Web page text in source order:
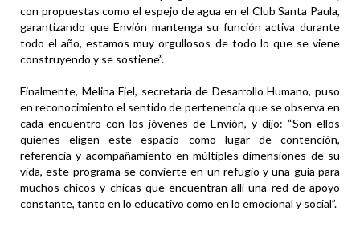
con propuestas como el espejo de agua en el Club Santa Paula,
garantizando que Envión mantenga su función activa durante
todo el año, estamos muy orgullosos de todo lo que se viene
construyendo y se sostiene”.
Finalmente, Melina Fiel, secretaria de Desarrollo Humano, puso
en reconocimiento el sentido de pertenencia que se observa en
cada encuentro con los jóvenes de Envión, y dijo: “Son ellos
quienes eligen este espacio como lugar de contención,
referencia y acompañamiento en múltiples dimensiones de su
vida, este programa se convierte en un refugio y una guía para
muchos chicos y chicas que encuentran allí una red de apoyo
constante, tanto en lo educativo como en lo emocional y social”.